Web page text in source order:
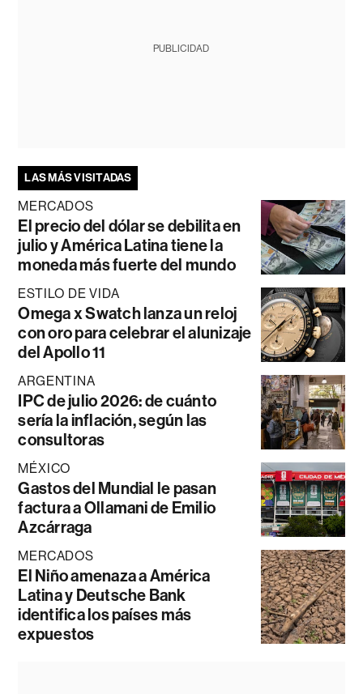
PUBLICIDAD
LAS MÁS VISITADAS
MERCADOS
El precio del dólar se debilita en
julio y América Latina tiene la
moneda más fuerte del mundo
ESTILO DE VIDA
Omega x Swatch lanza un reloj
con oro para celebrar el alunizaje
del Apollo 11
ARGENTINA
IPC de julio 2026: de cuánto
sería la inflación, según las
consultoras
MÉXICO
Gastos del Mundial le pasan
factura a Ollamani de Emilio
Azcárraga
MERCADOS
El Niño amenaza a América
Latina y Deutsche Bank
identifica los países más
expuestos